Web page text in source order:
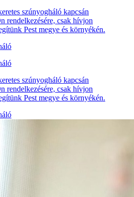
szúnyogháló kapcsán
rendelkezésére, csak hívjon
Pest megye és környékén.
szúnyogháló kapcsán
rendelkezésére, csak hívjon
Pest megye és környékén.